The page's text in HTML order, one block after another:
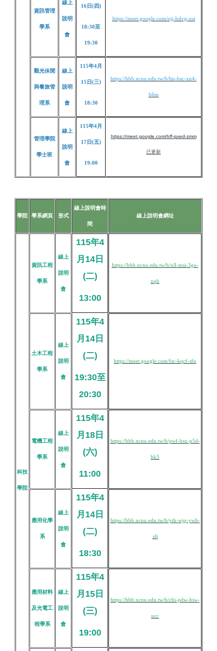
資訊管理
學系
線上
說明
會
16日(四)
18:30至
19:30
https://meet.google.com/ojj-bdvg-osi
觀光休閒
與餐旅管
理系
線上
說明
會
115年4月
15日(三)
18:30
https://bbb.ncnu.edu.tw/b/lin-bsc-xn4-
b6m
管理學院
學士班
線上
說明
會
115年4月
17日(五)
19:00
https://meet.google.com/hff-qxed-zmm
已更新
學院 學系網頁 形式
線上說明會時
間
線上說明會網址
科技
學院
資訊工程
學系
線上
說明
會
115年4
月14日
(二)
13:00
https://bbb.ncnu.edu.tw/b/xll-msi-3go-
nqb
土木工程
學系
線上
說明
會
115年4
月14日
(二)
19:30至
20:30
https://meet.google.com/fsc-kqcf-sfu
電機工程
學系
線上
說明
會
115年4
月18日
(六)
11:00
https://bbb.ncnu.edu.tw/b/pwf-bsx-p5d-
bk5
應用化學
系
線上
說明
會
115年4
月14日
(二)
18:30
https://bbb.ncnu.edu.tw/b/yth-wjq-ywh-
zlt
應用材料
及光電工
程學系
線上
說明
會
115年4
月15日
(三)
19:00
https://bbb.ncnu.edu.tw/b/chi-pdw-biw-
ucc